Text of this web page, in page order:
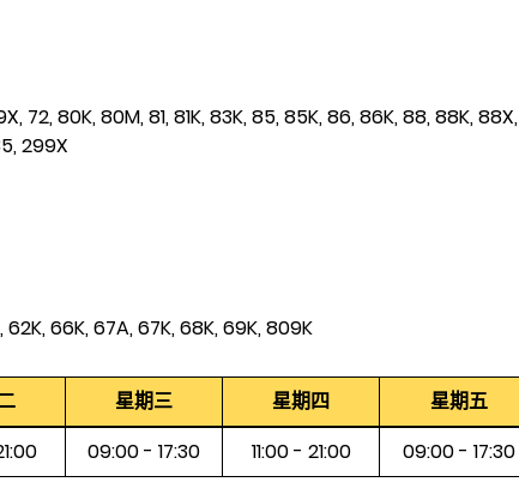
72, 80K, 80M, 81, 81K, 83K, 85, 85K, 86, 86K, 88, 88K,
299X
62K, 66K, 67A, 67K, 68K, 69K, 809K
星期三 星期四 星期五
09:00 - 17:30 11:00 - 21:00 09:00 - 17:30